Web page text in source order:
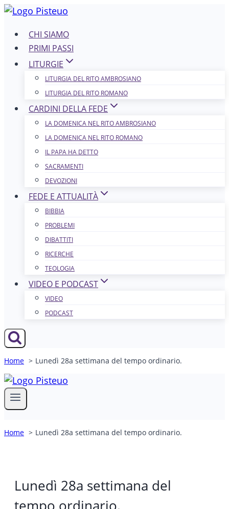
Salta
contenutoCHI SIAMO
PRIMI PASSI
LITURGIE
LITURGIA DEL RITO AMBROSIANO
LITURGIA DEL RITO ROMANO
CARDINI DELLA FEDE
LA DOMENICA NEL R​​​​​​ITO AMBROSIANO
LA DOMENICA NEL RITO ROMANO
IL PAPA HA DETTO
SACRAMENTI
DEVOZIONI
FEDE E ATTUALITÀ
BIBBIA
PROBLEMI
DIBATTITI
RICERCHE
TEOLOGIA
VIDEO E PODCAST
VIDEO
PODCAST
Home Lunedì 28a settimana del tempo ordinario.
Home Lunedì 28a settimana del tempo ordinario.
Lunedì 28a settimana del
tempo ordinario.